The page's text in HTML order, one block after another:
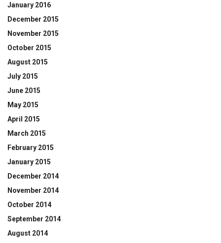
January 2016
December 2015
November 2015
October 2015
August 2015
July 2015
June 2015
May 2015
April 2015
March 2015
February 2015
January 2015
December 2014
November 2014
October 2014
September 2014
August 2014